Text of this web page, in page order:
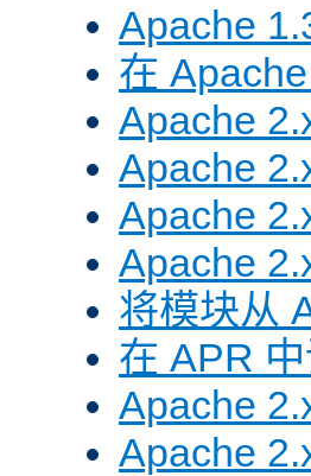
Apache
在
Apache
Apache
Apache
Apache
将模块从
在 APR
Apache
Apache